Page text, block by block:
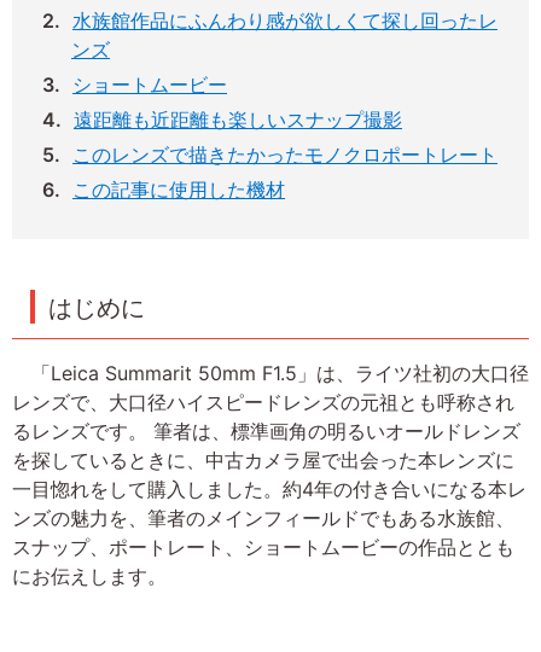
水族館作品にふんわり感が欲しくて探し回ったレ
ンズ
ショートムービー
遠距離も近距離も楽しいスナップ撮影
このレンズで描きたかったモノクロポートレート
この記事に使用した機材
はじめに
「Leica Summarit 50mm F1.5」は、ライツ社初の大口径
レンズで、大口径ハイスピードレンズの元祖とも呼称され
るレンズです。 筆者は、標準画角の明るいオールドレンズ
を探しているときに、中古カメラ屋で出会った本レンズに
一目惚れをして購入しました。約4年の付き合いになる本レ
ンズの魅力を、筆者のメインフィールドでもある水族館、
スナップ、ポートレート、ショートムービーの作品ととも
にお伝えします。